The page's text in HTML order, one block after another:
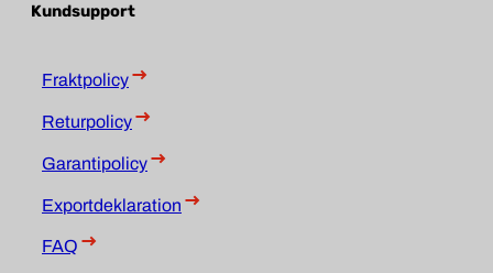
Kundsupport
Fraktpolicy
Returpolicy
Garantipolicy
Exportdeklaration
FAQ